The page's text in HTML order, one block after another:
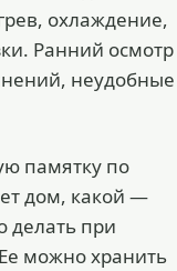
охлаждение,
Ранний осмотр
неудобные
памятку по
дом, какой —
делать при
можно хранить